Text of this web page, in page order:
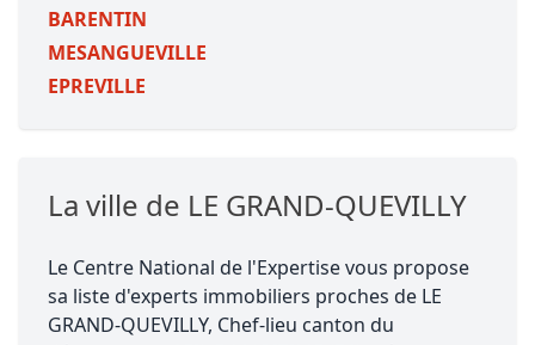
BARENTIN
MESANGUEVILLE
EPREVILLE
La ville de LE GRAND-QUEVILLY
Le Centre National de l'Expertise vous propose
sa liste d'experts immobiliers proches de LE
GRAND-QUEVILLY, Chef-lieu canton du